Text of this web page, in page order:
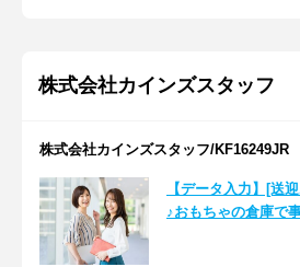
株式会社カインズスタッフ
株式会社カインズスタッフ/KF16249JR
【データ入力】[送
♪おもちゃの倉庫で